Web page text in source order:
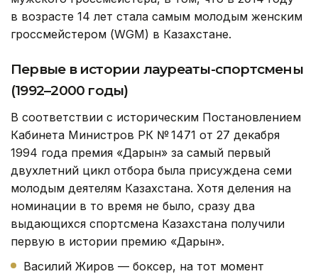
в возрасте 14 лет стала самым молодым женским
гроссмейстером (WGM) в Казахстане.
Первые в истории лауреаты-спортсмены
(1992–2000 годы)
В соответствии с историческим Постановлением
Кабинета Министров РК № 1471 от 27 декабря
1994 года премия «Дарын» за самый первый
двухлетний цикл отбора была присуждена семи
молодым деятелям Казахстана. Хотя деления на
номинации в то время не было, сразу два
выдающихся спортсмена Казахстана получили
первую в истории премию «Дарын».
Василий Жиров — боксер, на тот момент